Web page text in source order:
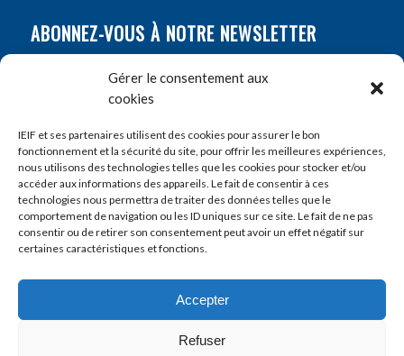
Gérer le consentement aux
cookies
IEIF et ses partenaires utilisent des cookies pour assurer le bon
fonctionnement et la sécurité du site, pour offrir les meilleures expériences,
nous utilisons des technologies telles que les cookies pour stocker et/ou
accéder aux informations des appareils. Le fait de consentir à ces
technologies nous permettra de traiter des données telles que le
comportement de navigation ou les ID uniques sur ce site. Le fait de ne pas
consentir ou de retirer son consentement peut avoir un effet négatif sur
certaines caractéristiques et fonctions.
Accepter
Refuser
ABONNEZ-VOUS À NOTRE NEWSLETTER
Prénom*
E-mail*